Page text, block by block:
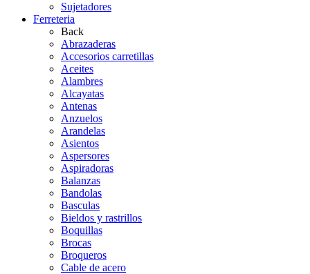
Sujetadores
Ferreteria
Back
Abrazaderas
Accesorios carretillas
Aceites
Alambres
Alcayatas
Antenas
Anzuelos
Arandelas
Asientos
Aspersores
Aspiradoras
Balanzas
Bandolas
Basculas
Bieldos y rastrillos
Boquillas
Brocas
Broqueros
Cable de acero